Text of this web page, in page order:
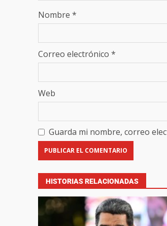
Nombre *
Correo electrónico *
Web
Guarda mi nombre, correo
HISTORIAS RELACIONADAS